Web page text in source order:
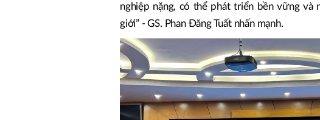
nghiệp nặng, có thể phát triển bền vững và
giới” - GS. Phan Đăng Tuất nhấn mạnh.